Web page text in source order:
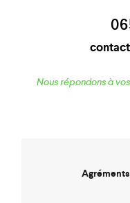
Nous répondons à